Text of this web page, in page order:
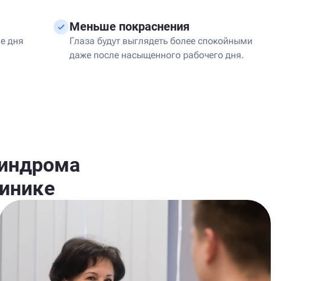
дня
Меньше покраснения
Глаза будут выглядеть более спокойными
даже после насыщенного рабочего дня.